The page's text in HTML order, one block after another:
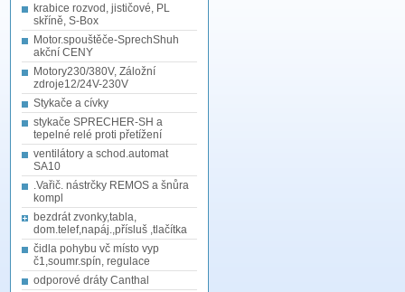
krabice rozvod, jističové, PL
skříně, S-Box
Motor.spouštěče-SprechShuh
akční CENY
Motory230/380V, Záložní
zdroje12/24V-230V
Stykače a cívky
stykače SPRECHER-SH a
tepelné relé proti přetížení
ventilátory a schod.automat
SA10
.Vařič. nástrčky REMOS a šnůra
kompl
bezdrát zvonky,tabla,
dom.telef,napáj.,přísluš ,tlačítka
čidla pohybu vč místo vyp
č1,soumr.spín, regulace
odporové dráty Canthal